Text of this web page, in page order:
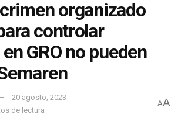
organizado
controlar
GRO no pueden
20 agosto, 2023
de lectura
AA